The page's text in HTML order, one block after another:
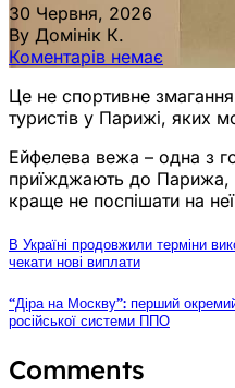
30 Червня, 2026
By Домінік К.
Коментарів немає
Це не спортивне
туристів у Парижі, яких
Ейфелева вежа – одна з
приїжджають до Парижа,
краще не поспішати на неї
В Україні продовжили терміни
чекати нові виплати
“Діра на Москву”: перший
російської системи ППО
Comments